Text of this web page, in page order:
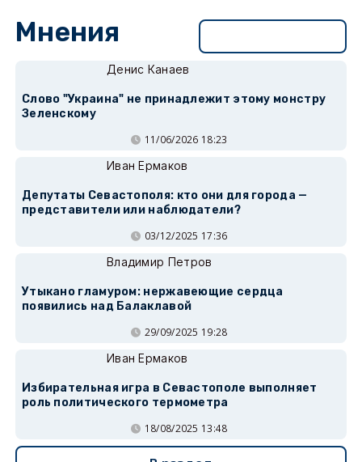
Мнения
Денис Канаев
Слово "Украина" не принадлежит этому монстру
Зеленскому
11/06/2026 18:23
Иван Ермаков
Депутаты Севастополя: кто они для города —
представители или наблюдатели?
03/12/2025 17:36
Владимир Петров
Утыкано гламуром: нержавеющие сердца
появились над Балаклавой
29/09/2025 19:28
Иван Ермаков
Избирательная игра в Севастополе выполняет
роль политического термометра
18/08/2025 13:48